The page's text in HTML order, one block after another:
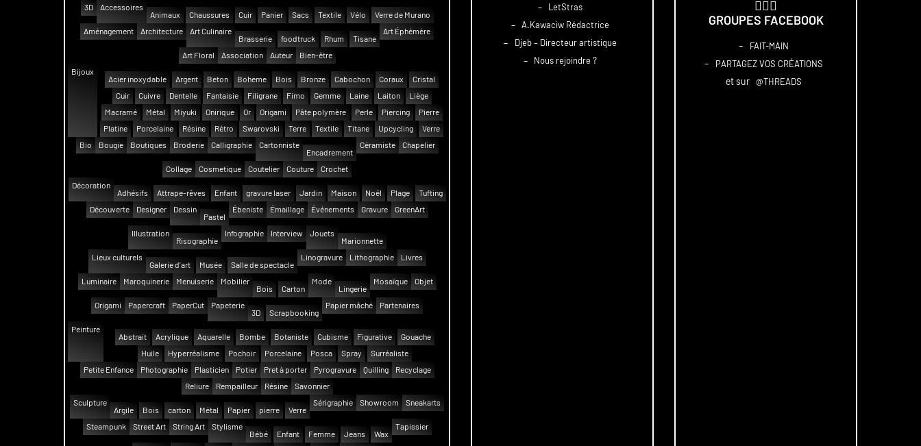
3D
Accessoires
Animaux
Chaussures Cuir Panier Sacs Textile Vélo
Verre de Murano
Aménagement
Architecture
Art Culinaire
Brasserie
foodtruck Rhum Tisane
Art Éphémère
Art Floral Association Auteur
Bien-être
Bijoux
Acier inoxydable
Argent Beton Boheme Bois Bronze Cabochon Coraux
Cristal
Cuir
Cuivre Dentelle Fantaisie Filigrane Fimo Gemme Laine Laiton
Liège
Macramé
Métal Miyuki Onirique Or Origami Pâte polymère Perle Piercing
Pierre
Platine
Porcelaine Résine Rétro Swarovski Terre Textile Titane Upcycling
Verre
Bio
Bougie Boutiques Broderie Calligraphie
Cartonniste
Encadrement
Céramiste Chapelier
Collage Cosmetique Coutelier Couture
Crochet
Décoration
Adhésifs
Attrape-rêves Enfant gravure laser Jardin Maison Noël Plage
Tufting
Découverte
Designer
Dessin
Pastel
Ébeniste Émaillage Événements Gravure GreenArt
Illustration
Risographie
Infographie Interview
Jouets
Marionnette
Lieux culturels
Galerie d'art
Musée Salle de spectacle
Linogravure Lithographie Livres
Luminaire Maroquinerie Menuiserie
Mobilier
Bois
Carton
Mode
Lingerie
Mosaïque Objet
Origami Papercraft PaperCut
Papeterie
3D
Scrapbooking
Papier mâché Partenaires
Peinture
Abstrait
Acrylique Aquarelle Bombe Botaniste Cubisme Figurative
Gouache
Huile
Hyperréalisme Pochoir Porcelaine Posca Spray
Surréaliste
Petite Enfance
Photographie Plasticien Potier Pret à porter Pyrogravure Quilling
Recyclage
Reliure
Rempailleur Résine
Savonnier
Sculpture
Argile
Bois carton Métal Papier pierre Verre
Sérigraphie Showroom Sneakarts
Steampunk Street Art String Art
Stylisme
Bébé
Enfant Femme Jeans Wax
Tapissier
– LetStras
– A.Kawaciw Rédactrice
– Djeb – Directeur artistique
– Nous rejoindre ?
🏋🏻‍♀️
GROUPES FACEBOOK
– FAIT-MAIN
– PARTAGEZ VOS CRÉATIONS
et sur @THREADS